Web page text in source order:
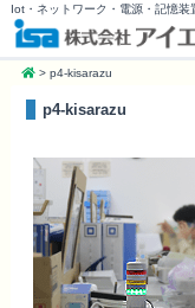
Iot・ネットワーク・電源・記憶
> p4-kisarazu
p4-kisarazu